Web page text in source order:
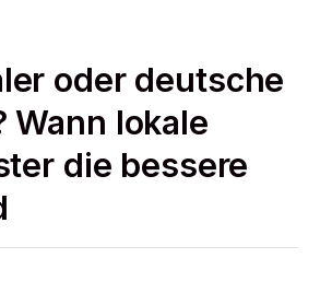
oder deutsche
Wann lokale
die bessere